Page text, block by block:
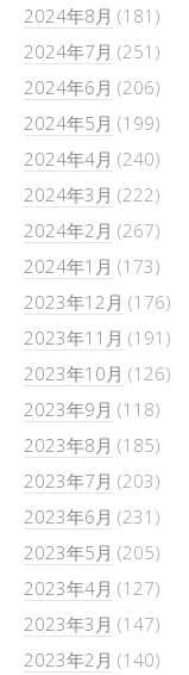
2024年8月 (181)
2024年7月 (251)
2024年6月 (206)
2024年5月 (199)
2024年4月 (240)
2024年3月 (222)
2024年2月 (267)
2024年1月 (173)
2023年12月 (176)
2023年11月 (191)
2023年10月 (126)
2023年9月 (118)
2023年8月 (185)
2023年7月 (203)
2023年6月 (231)
2023年5月 (205)
2023年4月 (127)
2023年3月 (147)
2023年2月 (140)